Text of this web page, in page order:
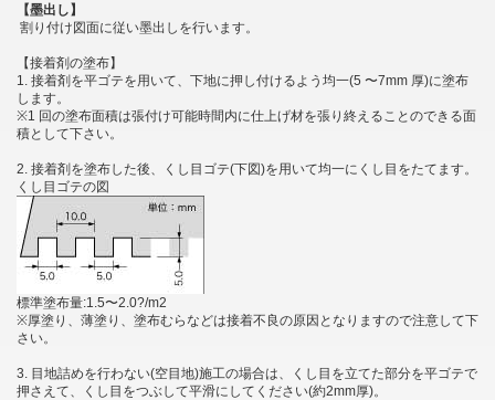
【墨出し】
割り付け図面に従い墨出しを行います。
【接着剤の塗布】
1. 接着剤を平ゴテを用いて、下地に押し付けるよう均一(5 〜7mm 厚)に塗布
します。
※1 回の塗布面積は張付け可能時間内に仕上げ材を張り終えることのできる面
積として下さい。
2. 接着剤を塗布した後、くし目ゴテ(下図)を用いて均一にくし目をたてます。
くし目ゴテの図
標準塗布量:1.5〜2.0?/m2
※厚塗り、薄塗り、塗布むらなどは接着不良の原因となりますので注意して下
さい。
3. 目地詰めを行わない(空目地)施工の場合は、くし目を立てた部分を平ゴテで
押さえて、くし目をつぶして平滑にしてください(約2mm厚)。